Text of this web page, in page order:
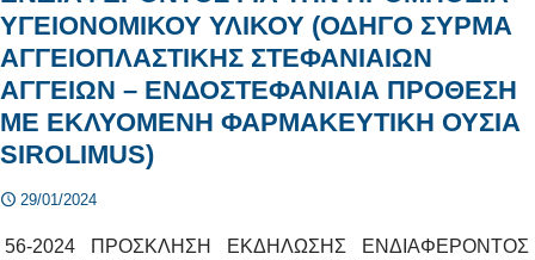
ΥΓΕΙΟΝΟΜΙΚΟΥ ΥΛΙΚΟΥ (ΟΔΗΓΟ ΣΥΡΜΑ
ΑΓΓΕΙΟΠΛΑΣΤΙΚΗΣ ΣΤΕΦΑΝΙΑΙΩΝ
ΑΓΓΕΙΩΝ – ΕΝΔΟΣΤΕΦΑΝΙΑΙΑ ΠΡΟΘΕΣΗ
ΜΕ ΕΚΛΥΟΜΕΝΗ ΦΑΡΜΑΚΕΥΤΙΚΗ ΟΥΣΙΑ
SIROLIMUS)
29/01/2024
56-2024 ΠΡΟΣΚΛΗΣΗ ΕΚΔΗΛΩΣΗΣ ΕΝΔΙΑΦΕΡΟΝΤΟΣ